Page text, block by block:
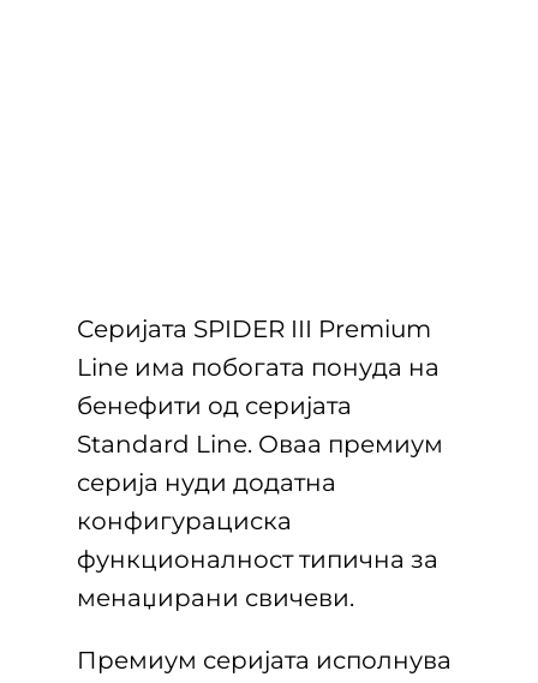
Серијата SPIDER III Premium
Line има побогата понуда на
бенефити од серијата
Standard Line. Оваа премиум
серија нуди додатна
конфигурациска
функционалност типична за
менаџирани свичеви.
Премиум серијата исполнува